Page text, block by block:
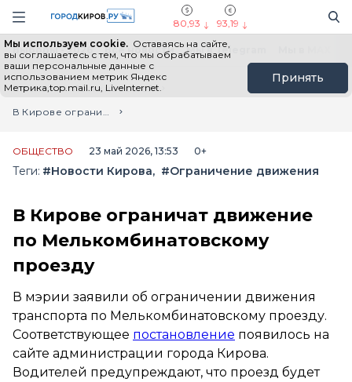
Навигация сайта
80,93 93,19
Мы используем cookie. Оставаясь на сайте,
вы соглашаетесь с тем, что мы обрабатываем
ваши персональные данные с
использованием метрик Яндекс
Метрика,top.mail.ru, LiveInternet.
Принять
Выборы - 2026 Все новости Мы в Telegram
Главная
Лента новостей
В Кирове ограничат движение по Мелькомбинатовскому проезду
ОБЩЕСТВО 23 май 2026, 13:53 0+
Теги: #Новости Кирова #Ограничение движения
В Кирове ограничат движение
по Мелькомбинатовскому
проезду
В мэрии заявили об ограничении движения
транспорта по Мелькомбинатовскому проезду.
Соответствующее постановление появилось на
сайте администрации города Кирова.
Водителей предупреждают, что проезд будет